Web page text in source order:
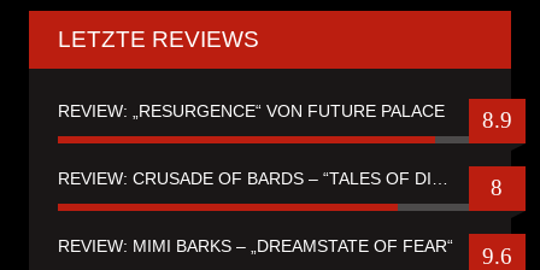
LETZTE REVIEWS
REVIEW: „RESURGENCE“ VON FUTURE PALACE 8.9
8
REVIEW: MIMI BARKS – „DREAMSTATE OF FEAR“ 9.6